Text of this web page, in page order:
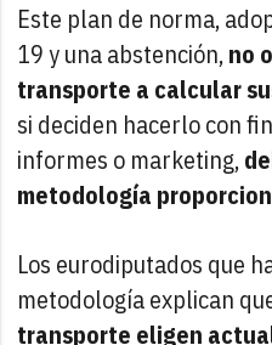
Este plan de norma,
19 y una abstención,no
transporte a calcular
si deciden hacerlo con
informes o marketing,
metodología
Los eurodiputados que
metodología explican
transporte eligen